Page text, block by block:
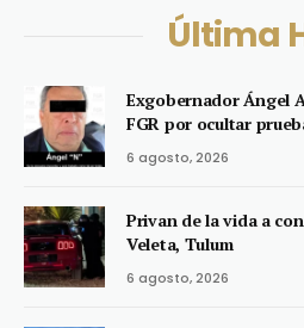
Última
Exgobernador Ángel
FGR por ocultar
6 agosto, 2026
Privan de la vida a
Veleta, Tulum
6 agosto, 2026